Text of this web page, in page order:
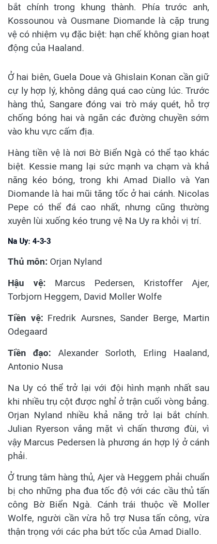
bắt chính trong khung thành. Phía trước anh,
Kossounou và Ousmane Diomande là cặp trung
vệ có nhiệm vụ đặc biệt: hạn chế không gian hoạt
động của Haaland.
Ở hai biên, Guela Doue và Ghislain Konan cần giữ
cự ly hợp lý, không dâng quá cao cùng lúc. Trước
hàng thủ, Sangare đóng vai trò máy quét, hỗ trợ
chống bóng hai và ngăn các đường chuyền sớm
vào khu vực cấm địa.
Hàng tiền vệ là nơi Bờ Biển Ngà có thể tạo khác
biệt. Kessie mang lại sức mạnh va chạm và khả
năng kéo bóng, trong khi Amad Diallo và Yan
Diomande là hai mũi tăng tốc ở hai cánh. Nicolas
Pepe có thể đá cao nhất, nhưng cũng thường
xuyên lùi xuống kéo trung vệ Na Uy ra khỏi vị trí.
Na Uy: 4-3-3
Thủ môn: Orjan Nyland
Hậu vệ: Marcus Pedersen, Kristoffer Ajer,
Torbjorn Heggem, David Moller Wolfe
Tiền vệ:Fredrik Aursnes, Sander Berge, Martin
Odegaard
Tiền đạo: Alexander Sorloth, Erling Haaland,
Antonio Nusa
Na Uy có thể trở lại với đội hình mạnh nhất sau
khi nhiều trụ cột được nghỉ ở trận cuối vòng bảng.
Orjan Nyland nhiều khả năng trở lại bắt chính.
Julian Ryerson vắng mặt vì chấn thương đùi, vì
vậy Marcus Pedersen là phương án hợp lý ở cánh
phải.
Ở trung tâm hàng thủ, Ajer và Heggem phải chuẩn
bị cho những pha đua tốc độ với các cầu thủ tấn
công Bờ Biển Ngà. Cánh trái thuộc về Moller
Wolfe, người cần vừa hỗ trợ Nusa tấn công, vừa
thận trọng với các pha bứt tốc của Amad Diallo.